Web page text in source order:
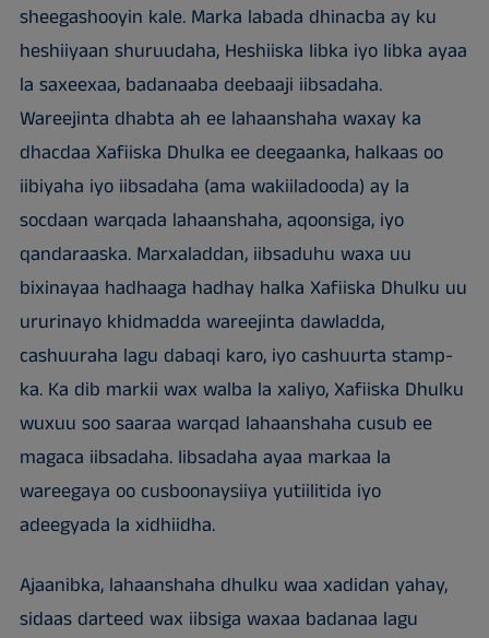
sheegashooyin kale. Marka labada dhinacba ay ku
heshiiyaan shuruudaha, Heshiiska Iibka iyo Iibka ayaa
la saxeexaa, badanaaba deebaaji iibsadaha.
Wareejinta dhabta ah ee lahaanshaha waxay ka
dhacdaa Xafiiska Dhulka ee deegaanka, halkaas oo
iibiyaha iyo iibsadaha (ama wakiiladooda) ay la
socdaan warqada lahaanshaha, aqoonsiga, iyo
qandaraaska. Marxaladdan, iibsaduhu waxa uu
bixinayaa hadhaaga hadhay halka Xafiiska Dhulku uu
ururinayo khidmadda wareejinta dawladda,
cashuuraha lagu dabaqi karo, iyo cashuurta stamp-
ka. Ka dib markii wax walba la xaliyo, Xafiiska Dhulku
wuxuu soo saaraa warqad lahaanshaha cusub ee
magaca iibsadaha. Iibsadaha ayaa markaa la
wareegaya oo cusboonaysiiya yutiilitida iyo
adeegyada la xidhiidha.
Ajaanibka, lahaanshaha dhulku waa xadidan yahay,
sidaas darteed wax iibsiga waxaa badanaa lagu